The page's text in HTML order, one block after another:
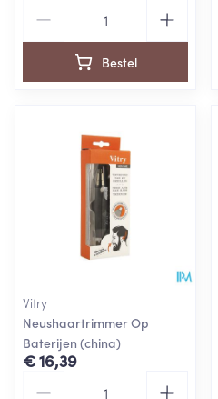
Bestel
Vitry
Neushaartrimmer Op
Baterijen (china)
€ 16,39